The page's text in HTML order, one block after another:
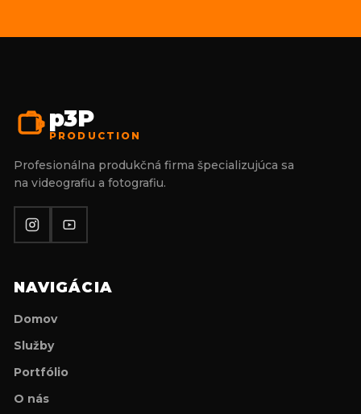
p3P
PRODUCTION
Profesionálna produkčná firma špecializujúca sa
na videografiu a fotografiu.
NAVIGÁCIA
Domov
Služby
Portfólio
O nás